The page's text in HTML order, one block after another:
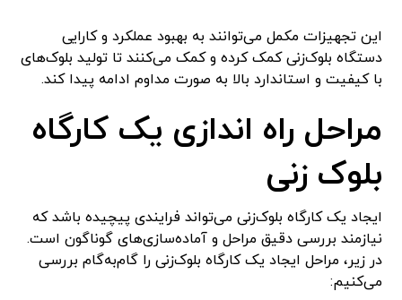
این تجهیزات مکمل می‌توانند به بهبود عملکرد و کارایی
دستگاه بلوک‌زنی کمک کرده و کمک می‌کنند تا تولید بلوک‌های
با کیفیت و استاندارد بالا به صورت مداوم ادامه پیدا کند.
مراحل راه اندازی یک کارگاه
بلوک زنی
ایجاد یک کارگاه بلوک‌زنی می‌تواند فرایندی پیچیده باشد که
نیازمند بررسی دقیق مراحل و آماده‌سازی‌های گوناگون است.
در زیر، مراحل ایجاد یک کارگاه بلوک‌زنی را گام‌به‌گام بررسی
می‌کنیم: